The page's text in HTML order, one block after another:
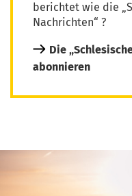
berichtet wie die
Nachrichten“ ?
Die
abonnieren